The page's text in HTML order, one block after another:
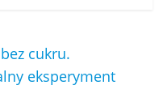
cukru.
eksperyment